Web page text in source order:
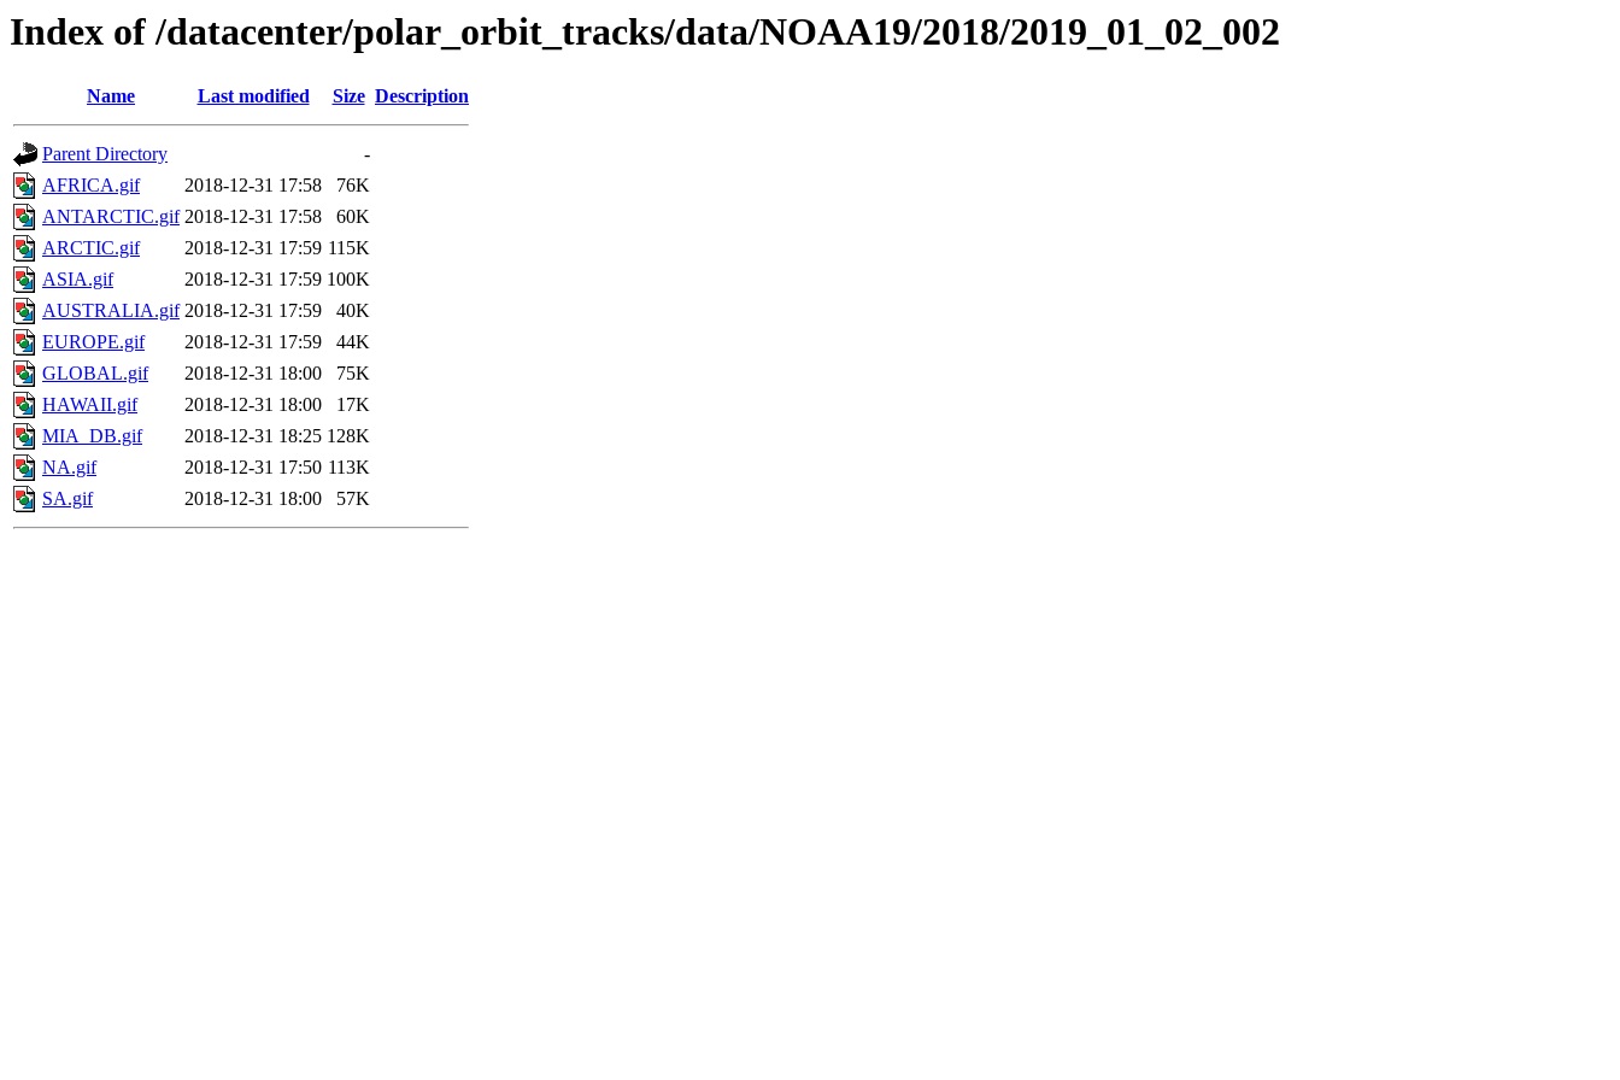
Index of /datacenter/polar_orbit_tracks/data/NOAA19/2018/2019_01_02_002
Name Last modified Size Description
Parent Directory
-
AFRICA.gif
2018-12-31 17:58
76K
ANTARCTIC.gif 2018-12-31 17:58
60K
ARCTIC.gif
2018-12-31 17:59 115K
ASIA.gif
2018-12-31 17:59 100K
AUSTRALIA.gif 2018-12-31 17:59
40K
EUROPE.gif
2018-12-31 17:59
44K
GLOBAL.gif
2018-12-31 18:00
75K
HAWAII.gif
2018-12-31 18:00
17K
MIA_DB.gif
2018-12-31 18:25 128K
NA.gif
2018-12-31 17:50 113K
SA.gif
2018-12-31 18:00 57K